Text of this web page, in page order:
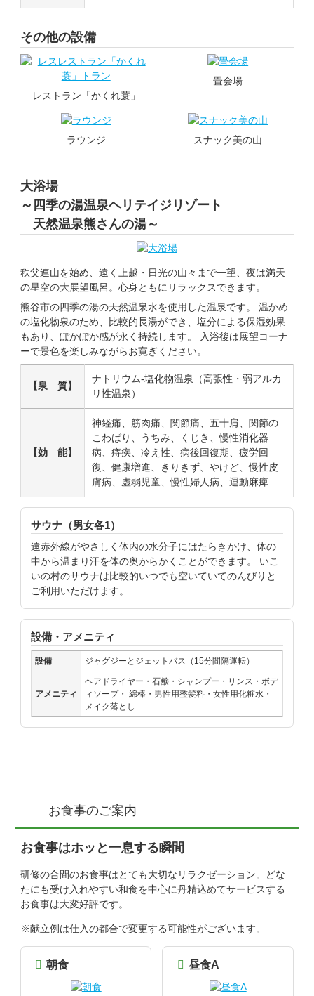
その他の設備
レストラン「かくれ蓑」
畳会場
ラウンジ スナック美の山
大浴場
～四季の湯温泉ヘリテイジリゾート
天然温泉熊さんの湯～
秩父連山を始め、遠く上越・日光の山々まで一望、夜は満天
の星空の大展望風呂。心身ともにリラックスできます。
熊谷市の四季の湯の天然温泉水を使用した温泉です。 温かめ
の塩化物泉のため、比較的長湯ができ、塩分による保湿効果
もあり、ぽかぽか感が永く持続します。 入浴後は展望コーナ
ーで景色を楽しみながらお寛ぎください。
【泉 質】
ナトリウム-塩化物温泉（高張性・弱アルカ
リ性温泉）
【効 能】
神経痛、筋肉痛、関節痛、五十肩、関節の
こわばり、うちみ、くじき、慢性消化器
病、痔疾、冷え性、病後回復期、疲労回
復、健康増進、きりきず、やけど、慢性皮
膚病、虚弱児童、慢性婦人病、運動麻痺
サウナ（男女各1）
遠赤外線がやさしく体内の水分子にはたらきかけ、体の
中から温まり汗を体の奥からかくことができます。 いこ
いの村のサウナは比較的いつでも空いていてのんびりと
ご利用いただけます。
設備・アメニティ
設備 ジャグジーとジェットバス（15分間隔運転）
アメニティ
ヘアドライヤー・石鹸・シャンプー・リンス・ボデ
ィソープ・ 綿棒・男性用整髪料・女性用化粧水・
メイク落とし
お食事のご案内
お食事はホッと一息する瞬間
研修の合間のお食事はとても大切なリラクゼーション。どな
たにも受け入れやすい和食を中心に丹精込めてサービスする
お食事は大変好評です。
※献立例は仕入の都合で変更する可能性がございます。
朝食 昼食A